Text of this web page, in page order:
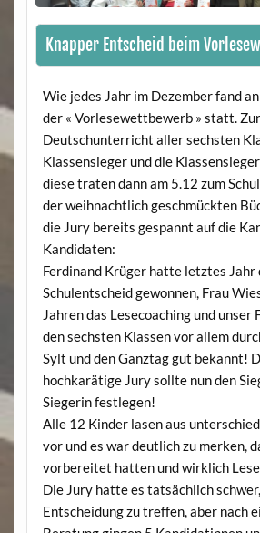
Knapper Entscheid beim
Wie jedes Jahr im Dezember fand
der « Vorlesewettbewerb » statt.
Deutschunterricht aller sechsten
Klassensieger und die
diese traten dann am 5.12 zum
der weihnachtlich geschmückten
die Jury bereits gespannt auf die
Kandidaten:
Ferdinand Krüger hatte letztes Jahr
Schulentscheid gewonnen, Frau
Jahren das Lesecoaching und unser
den sechsten Klassen vor allem
Sylt und den Ganztag gut bekannt!
hochkarätige Jury sollte nun den
Siegerin festlegen!
Alle 12 Kinder lasen aus
vor und es war deutlich zu merken,
vorbereitet hatten und wirklich
Die Jury hatte es tatsächlich
Entscheidung zu treffen, aber nach